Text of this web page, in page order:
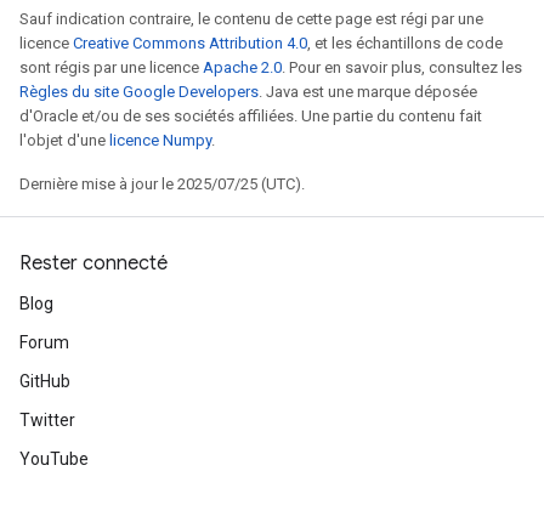
Sauf indication contraire, le contenu de cette page est régi par une
licence Creative Commons Attribution 4.0, et les échantillons de code
sont régis par une licence Apache 2.0. Pour en savoir plus, consultez les
Règles du site Google Developers. Java est une marque déposée
d'Oracle et/ou de ses sociétés affiliées. Une partie du contenu fait
l'objet d'une licence Numpy.
Dernière mise à jour le 2025/07/25 (UTC).
Rester connecté
Blog
Forum
GitHub
Twitter
YouTube